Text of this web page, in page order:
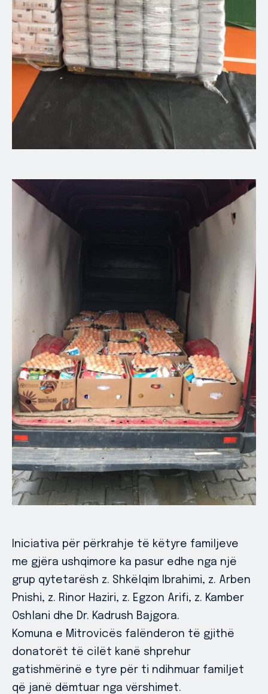
Iniciativa për përkrahje të këtyre familjeve
me gjëra ushqimore ka pasur edhe nga një
grup qytetarësh z. Shkëlqim Ibrahimi, z. Arben
Pnishi, z. Rinor Haziri, z. Egzon Arifi, z. Kamber
Oshlani dhe Dr. Kadrush Bajgora.
Komuna e Mitrovicës falënderon të gjithë
donatorët të cilët kanë shprehur
gatishmërinë e tyre për ti ndihmuar familjet
që janë dëmtuar nga vërshimet.